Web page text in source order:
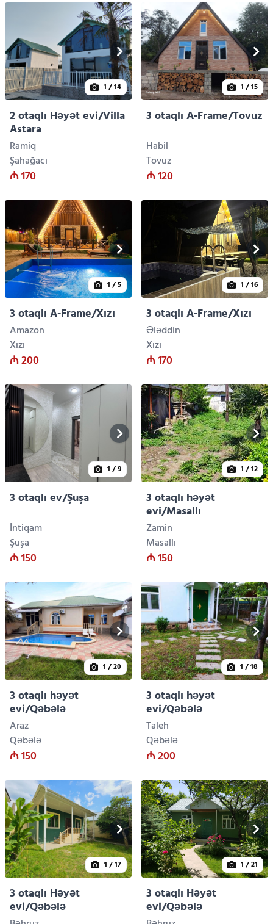
1 / 14
2 otaqlı Həyət evi/Villa
Astara
Ramiq
Şahağacı
₼ 170
1 / 15
3 otaqlı A-Frame/Tovuz
Habil
Tovuz
₼ 120
1 / 5
3 otaqlı A-Frame/Xızı
Amazon
Xızı
₼ 200
1 / 16
3 otaqlı A-Frame/Xızı
Ələddin
Xızı
₼ 170
1 / 9
3 otaqlı ev/Şuşa
İntiqam
Şuşa
₼ 150
1 / 12
3 otaqlı həyət
evi/Masallı
Zamin
Masallı
₼ 150
1 / 20
3 otaqlı həyət
evi/Qəbələ
Araz
Qəbələ
₼ 150
1 / 18
3 otaqlı həyət
evi/Qəbələ
Taleh
Qəbələ
₼ 200
1 / 17
3 otaqlı Həyət
evi/Qəbələ
1 / 21
3 otaqlı Həyət
evi/Qəbələ